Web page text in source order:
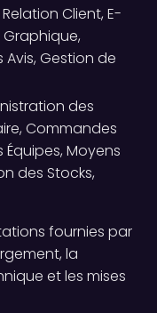
Relation Client, E-
Avis, Gestion de
des
Commandes
Moyens
des Stocks,
fournies par
la
et les mises